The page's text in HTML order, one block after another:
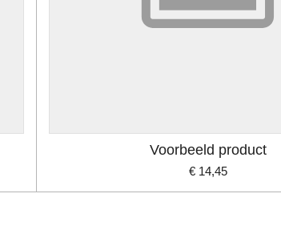
Voorbeeld product
€ 14,45